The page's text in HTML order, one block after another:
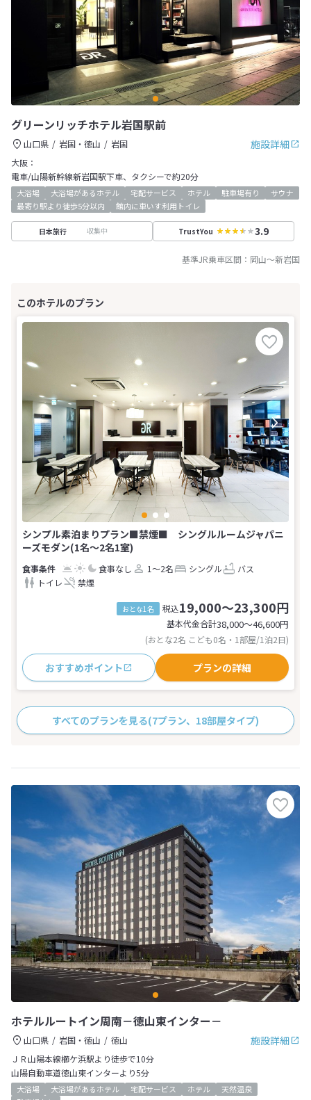
グリーンリッチホテル岩国駅前
施設詳細
山口県 岩国・徳山
岩国
大阪：
電車/山陽新幹線新岩国駅下車、タクシーで約20分
大浴場 大浴場があるホテル 宅配サービス ホテル 駐車場有り
サウナ
最寄り駅より徒歩5分以内
館内に車いす利用トイレ
日本旅行 収集中 TrustYou 3.9
基準JR乗車区間： 岡山～新岩国
シンプル素泊まりプラン■禁煙■ シングルルームジャパニ
ーズモダン(1名～2名1室)
食事なし 1～2名 シングル
バス
トイレ
禁煙
おとな1名 税込19,000～23,300円
基本代金合計38,000〜46,600円
(おとな2名 こども0名・1部屋/1泊2日)
おすすめポイント プランの詳細
すべてのプランを見る(7プラン、18部屋タイプ)
ホテルルートイン周南－徳山東インター－
施設詳細
山口県 岩国・徳山
徳山
ＪＲ山陽本線櫛ケ浜駅より徒歩で10分
山陽自動車道徳山東インターより5分
大浴場 大浴場があるホテル 宅配サービス ホテル
天然温泉